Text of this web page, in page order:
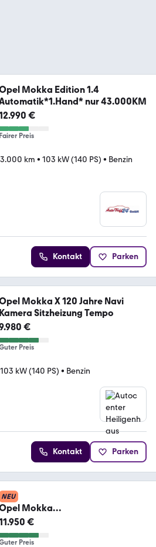
Mokka Edition 1.4
nur 43.000KM
€
Fairer Preis
km • 103 kW (140 PS) • Benzin
Kontakt Parken
Mokka X 120 Jahre Navi
Kamera Sitzheizung Tempo
€
Preis
103 kW (140 PS) • Benzin
Kontakt Parken
NEU
Mokka
€
Preis